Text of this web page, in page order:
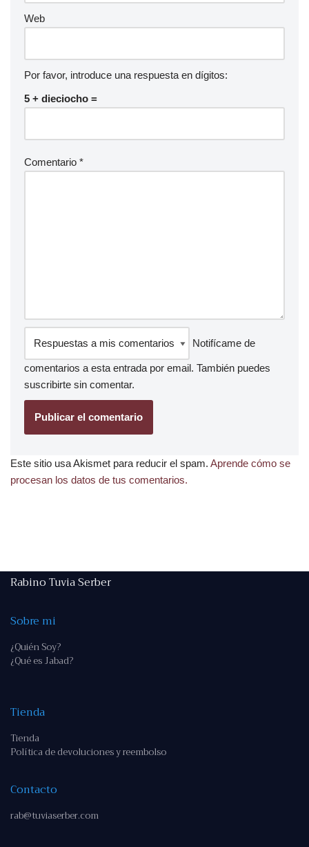
Web
Por favor, introduce una respuesta en dígitos:
5 + dieciocho =
Comentario *
Notifícame de
comentarios a esta entrada por email. También puedes
suscribirte sin comentar.
Este sitio usa Akismet para reducir el spam. Aprende cómo se
procesan los datos de tus comentarios.
Rabino Tuvia Serber
Sobre mi
¿Quién Soy?
¿Qué es Jabad?
Tienda
Tienda
Política de devoluciones y reembolso
Contacto
rab@tuviaserber.com